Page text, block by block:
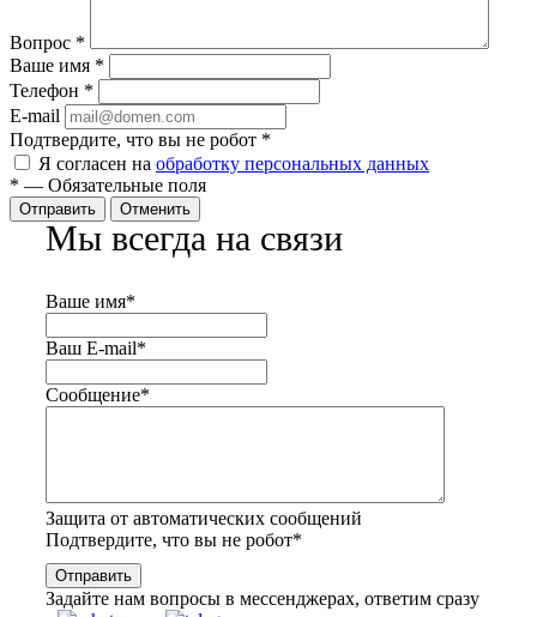
Вопрос *
Ваше имя *
Телефон *
E-mail
Подтвердите, что вы не робот *
Я согласен на обработку персональных данных
* — Обязательные поля
Отправить Отменить
Мы всегда на связи
Ваше имя*
Ваш E-mail*
Сообщение*
Защита от автоматических сообщений
Подтвердите, что вы не робот*
Задайте нам вопросы в мессенджерах, ответим сразу